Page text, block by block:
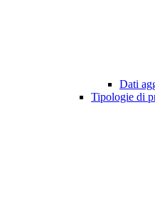
Dati
Tipologie di